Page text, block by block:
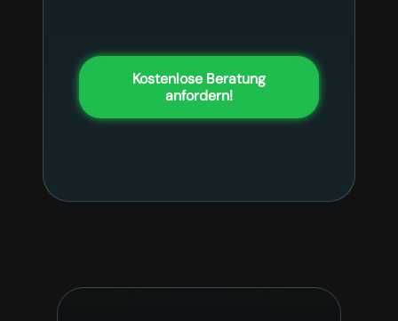
Kostenlose Beratung
anfordern!